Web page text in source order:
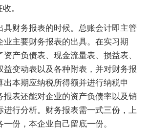
。
具财务报表的时候。总账会计即主管
业主要财务报表的出具。在实习期
产负债表、现金流量表、损益表、
益变动表以及各种附表，并对财务报
出本期应纳税所得额并进行纳税申
报表还能对企业的资产负债率以及销
进行分析。财务报表需一式三份，上
份，本企业自己留底一份。